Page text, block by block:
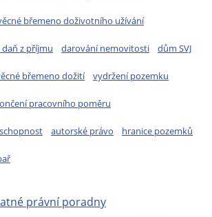
břemeno doživotního užívání
z příjmu darování nemovitosti dům SVJ
břemeno dožití vydržení pozemku
pracovního poměru
autorské právo hranice pozemků
právní poradny